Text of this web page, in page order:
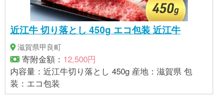
近江牛 切り落とし 450g エコ包装 近江牛
滋賀県甲良町
寄附金額： 12,500円
内容量：近江牛切り落とし 450g 産地：滋賀県 包
装：エコ包装